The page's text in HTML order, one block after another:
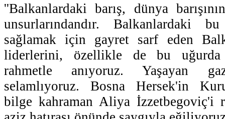
''Balkanlardaki barış, dünya
unsurlarındandır. Balkanlardaki
sağlamak için gayret sarf eden
liderlerini, özellikle de bu uğurda
rahmetle anıyoruz. Yaşayan
selamlıyoruz. Bosna Hersek'in
bilge kahraman Aliya İzzetbegoviç'i